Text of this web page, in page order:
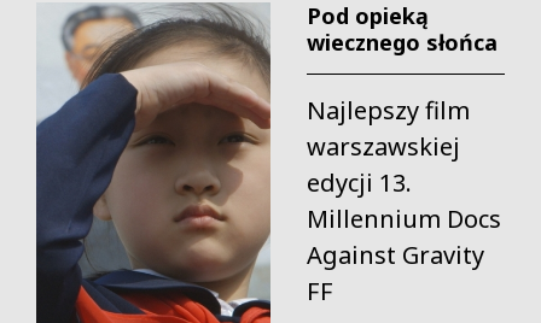
Pod opieką
wiecznego słońca
Najlepszy film
warszawskiej
edycji 13.
Millennium Docs
Against Gravity
FF